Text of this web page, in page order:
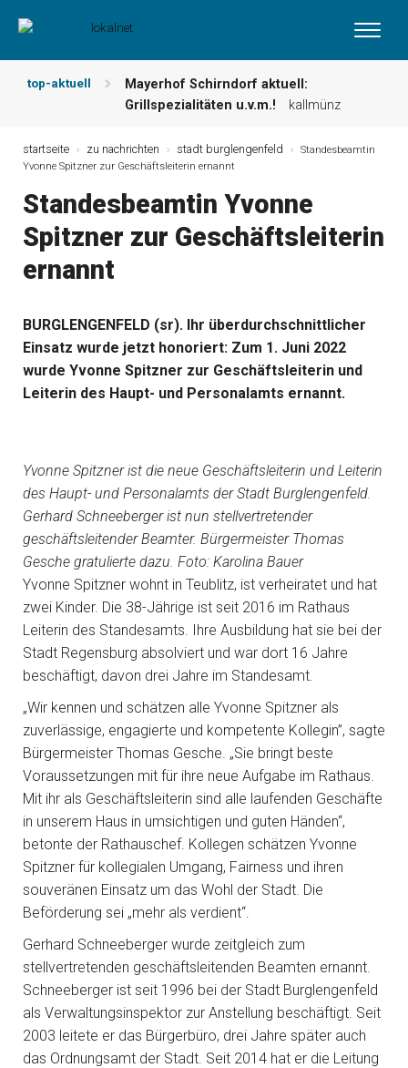
top-aktuell
Mayerhof Schirndorf aktuell:
Grillspezialitäten u.v.m.!
kallmünz
und mehr …
burglengenfeld
Der „deutsche Michel“ muss nun
leserbriefe
Maxhütter Fischladen: Unser aktuelles
Metzgerei Hummel: Aktuelles
Wochenangebot!
startseite zu nachrichten stadt burglengenfeld
Standesbeamtin
Yvonne Spitzner zur Geschäftsleiterin ernannt
Standesbeamtin Yvonne
Spitzner zur Geschäftsleiterin
ernannt
BURGLENGENFELD (sr). Ihr überdurchschnittlicher
Einsatz wurde jetzt honoriert: Zum 1. Juni 2022
wurde Yvonne Spitzner zur Geschäftsleiterin und
Leiterin des Haupt- und Personalamts ernannt.
Yvonne Spitzner ist die neue Geschäftsleiterin und Leiterin
des Haupt- und Personalamts der Stadt Burglengenfeld.
Gerhard Schneeberger ist nun stellvertretender
geschäftsleitender Beamter. Bürgermeister Thomas
Gesche gratulierte dazu. Foto: Karolina Bauer
Yvonne Spitzner wohnt in Teublitz, ist verheiratet und hat
zwei Kinder. Die 38-Jährige ist seit 2016 im Rathaus
Leiterin des Standesamts. Ihre Ausbildung hat sie bei der
Stadt Regensburg absolviert und war dort 16 Jahre
beschäftigt, davon drei Jahre im Standesamt.
„Wir kennen und schätzen alle Yvonne Spitzner als
zuverlässige, engagierte und kompetente Kollegin”, sagte
Bürgermeister Thomas Gesche. „Sie bringt beste
Voraussetzungen mit für ihre neue Aufgabe im Rathaus.
Mit ihr als Geschäftsleiterin sind alle laufenden Geschäfte
in unserem Haus in umsichtigen und guten Händen“,
betonte der Rathauschef. Kollegen schätzen Yvonne
Spitzner für kollegialen Umgang, Fairness und ihren
souveränen Einsatz um das Wohl der Stadt. Die
Beförderung sei „mehr als verdient“.
Gerhard Schneeberger wurde zeitgleich zum
stellvertretenden geschäftsleitenden Beamten ernannt.
Schneeberger ist seit 1996 bei der Stadt Burglengenfeld
als Verwaltungsinspektor zur Anstellung beschäftigt. Seit
2003 leitete er das Bürgerbüro, drei Jahre später auch
das Ordnungsamt der Stadt. Seit 2014 hat er die Leitung